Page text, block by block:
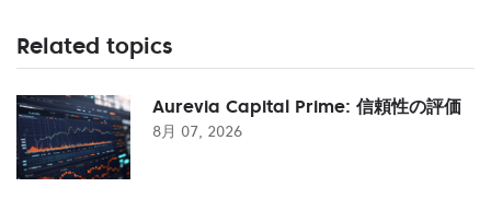
Related topics
Aurevia Capital Prime: 信頼性の評価
8月 07, 2026